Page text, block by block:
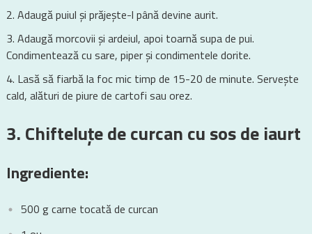
Adaugă puiul și prăjește-l până devine aurit.
Adaugă morcovii și ardeiul, apoi toarnă supa de pui.
Condimentează cu sare, piper și condimentele dorite.
Lasă să fiarbă la foc mic timp de 15-20 de minute. Servește
cald, alături de piure de cartofi sau orez.
3. Chifteluțe de curcan cu sos de iaurt
Ingrediente:
500 g carne tocată de curcan